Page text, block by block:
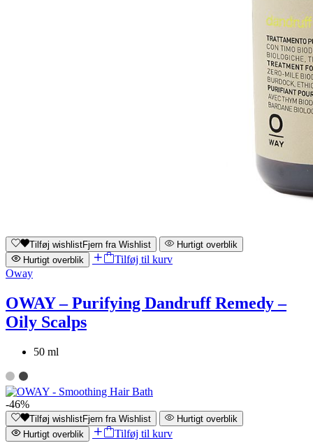
Tilføj wishlistFjern fra Wishlist
Hurtigt overblik
Hurtigt overblik
Tilføj til kurv
Oway
OWAY – Purifying Dandruff Remedy –
Oily Scalps
50 ml
-46%
Tilføj wishlistFjern fra Wishlist
Hurtigt overblik
Hurtigt overblik
Tilføj til kurv